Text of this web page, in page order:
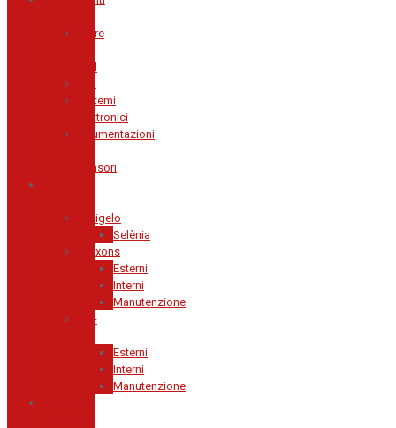
Barre
Led
Fari
Sistemi
Elettronici
Strumentazioni
Sensori
Antigelo
Selènia
Arexons
Esterni
Interni
Manutenzione
Ma-
Esterni
Interni
Manutenzione